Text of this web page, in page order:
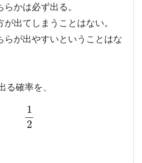
かは必ず出る。
出てしまうことはない。
らが出やすいということはな
る確率を、
12